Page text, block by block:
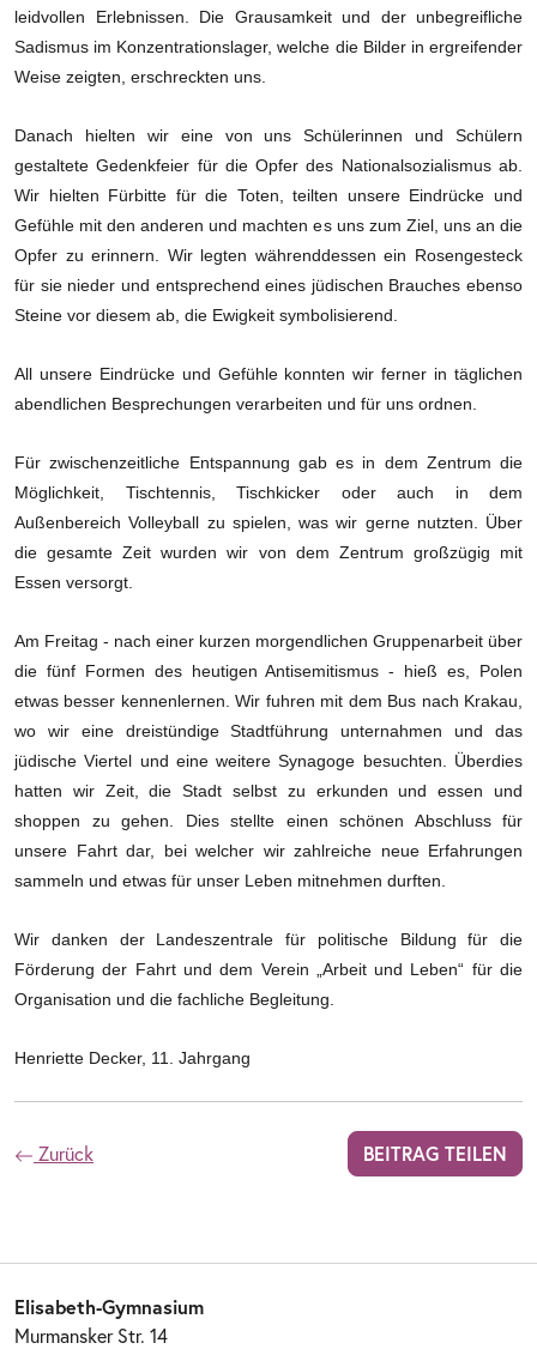
leidvollen Erlebnissen. Die Grausamkeit und der unbegreifliche
Sadismus im Konzentrationslager, welche die Bilder in ergreifender
Weise zeigten, erschreckten uns.
Danach hielten wir eine von uns Schülerinnen und Schülern
gestaltete Gedenkfeier für die Opfer des Nationalsozialismus ab.
Wir hielten Fürbitte für die Toten, teilten unsere Eindrücke und
Gefühle mit den anderen und machten es uns zum Ziel, uns an die
Opfer zu erinnern. Wir legten währenddessen ein Rosengesteck
für sie nieder und entsprechend eines jüdischen Brauches ebenso
Steine vor diesem ab, die Ewigkeit symbolisierend.
All unsere Eindrücke und Gefühle konnten wir ferner in täglichen
abendlichen Besprechungen verarbeiten und für uns ordnen.
Für zwischenzeitliche Entspannung gab es in dem Zentrum die
Möglichkeit, Tischtennis, Tischkicker oder auch in dem
Außenbereich Volleyball zu spielen, was wir gerne nutzten. Über
die gesamte Zeit wurden wir von dem Zentrum großzügig mit
Essen versorgt.
Am Freitag - nach einer kurzen morgendlichen Gruppenarbeit über
die fünf Formen des heutigen Antisemitismus - hieß es, Polen
etwas besser kennenlernen. Wir fuhren mit dem Bus nach Krakau,
wo wir eine dreistündige Stadtführung unternahmen und das
jüdische Viertel und eine weitere Synagoge besuchten. Überdies
hatten wir Zeit, die Stadt selbst zu erkunden und essen und
shoppen zu gehen. Dies stellte einen schönen Abschluss für
unsere Fahrt dar, bei welcher wir zahlreiche neue Erfahrungen
sammeln und etwas für unser Leben mitnehmen durften.
Wir danken der Landeszentrale für politische Bildung für die
Förderung der Fahrt und dem Verein „Arbeit und Leben“ für die
Organisation und die fachliche Begleitung.
Henriette Decker, 11. Jahrgang
Zurück BEITRAG TEILEN
Elisabeth-Gymnasium
Murmansker Str. 14